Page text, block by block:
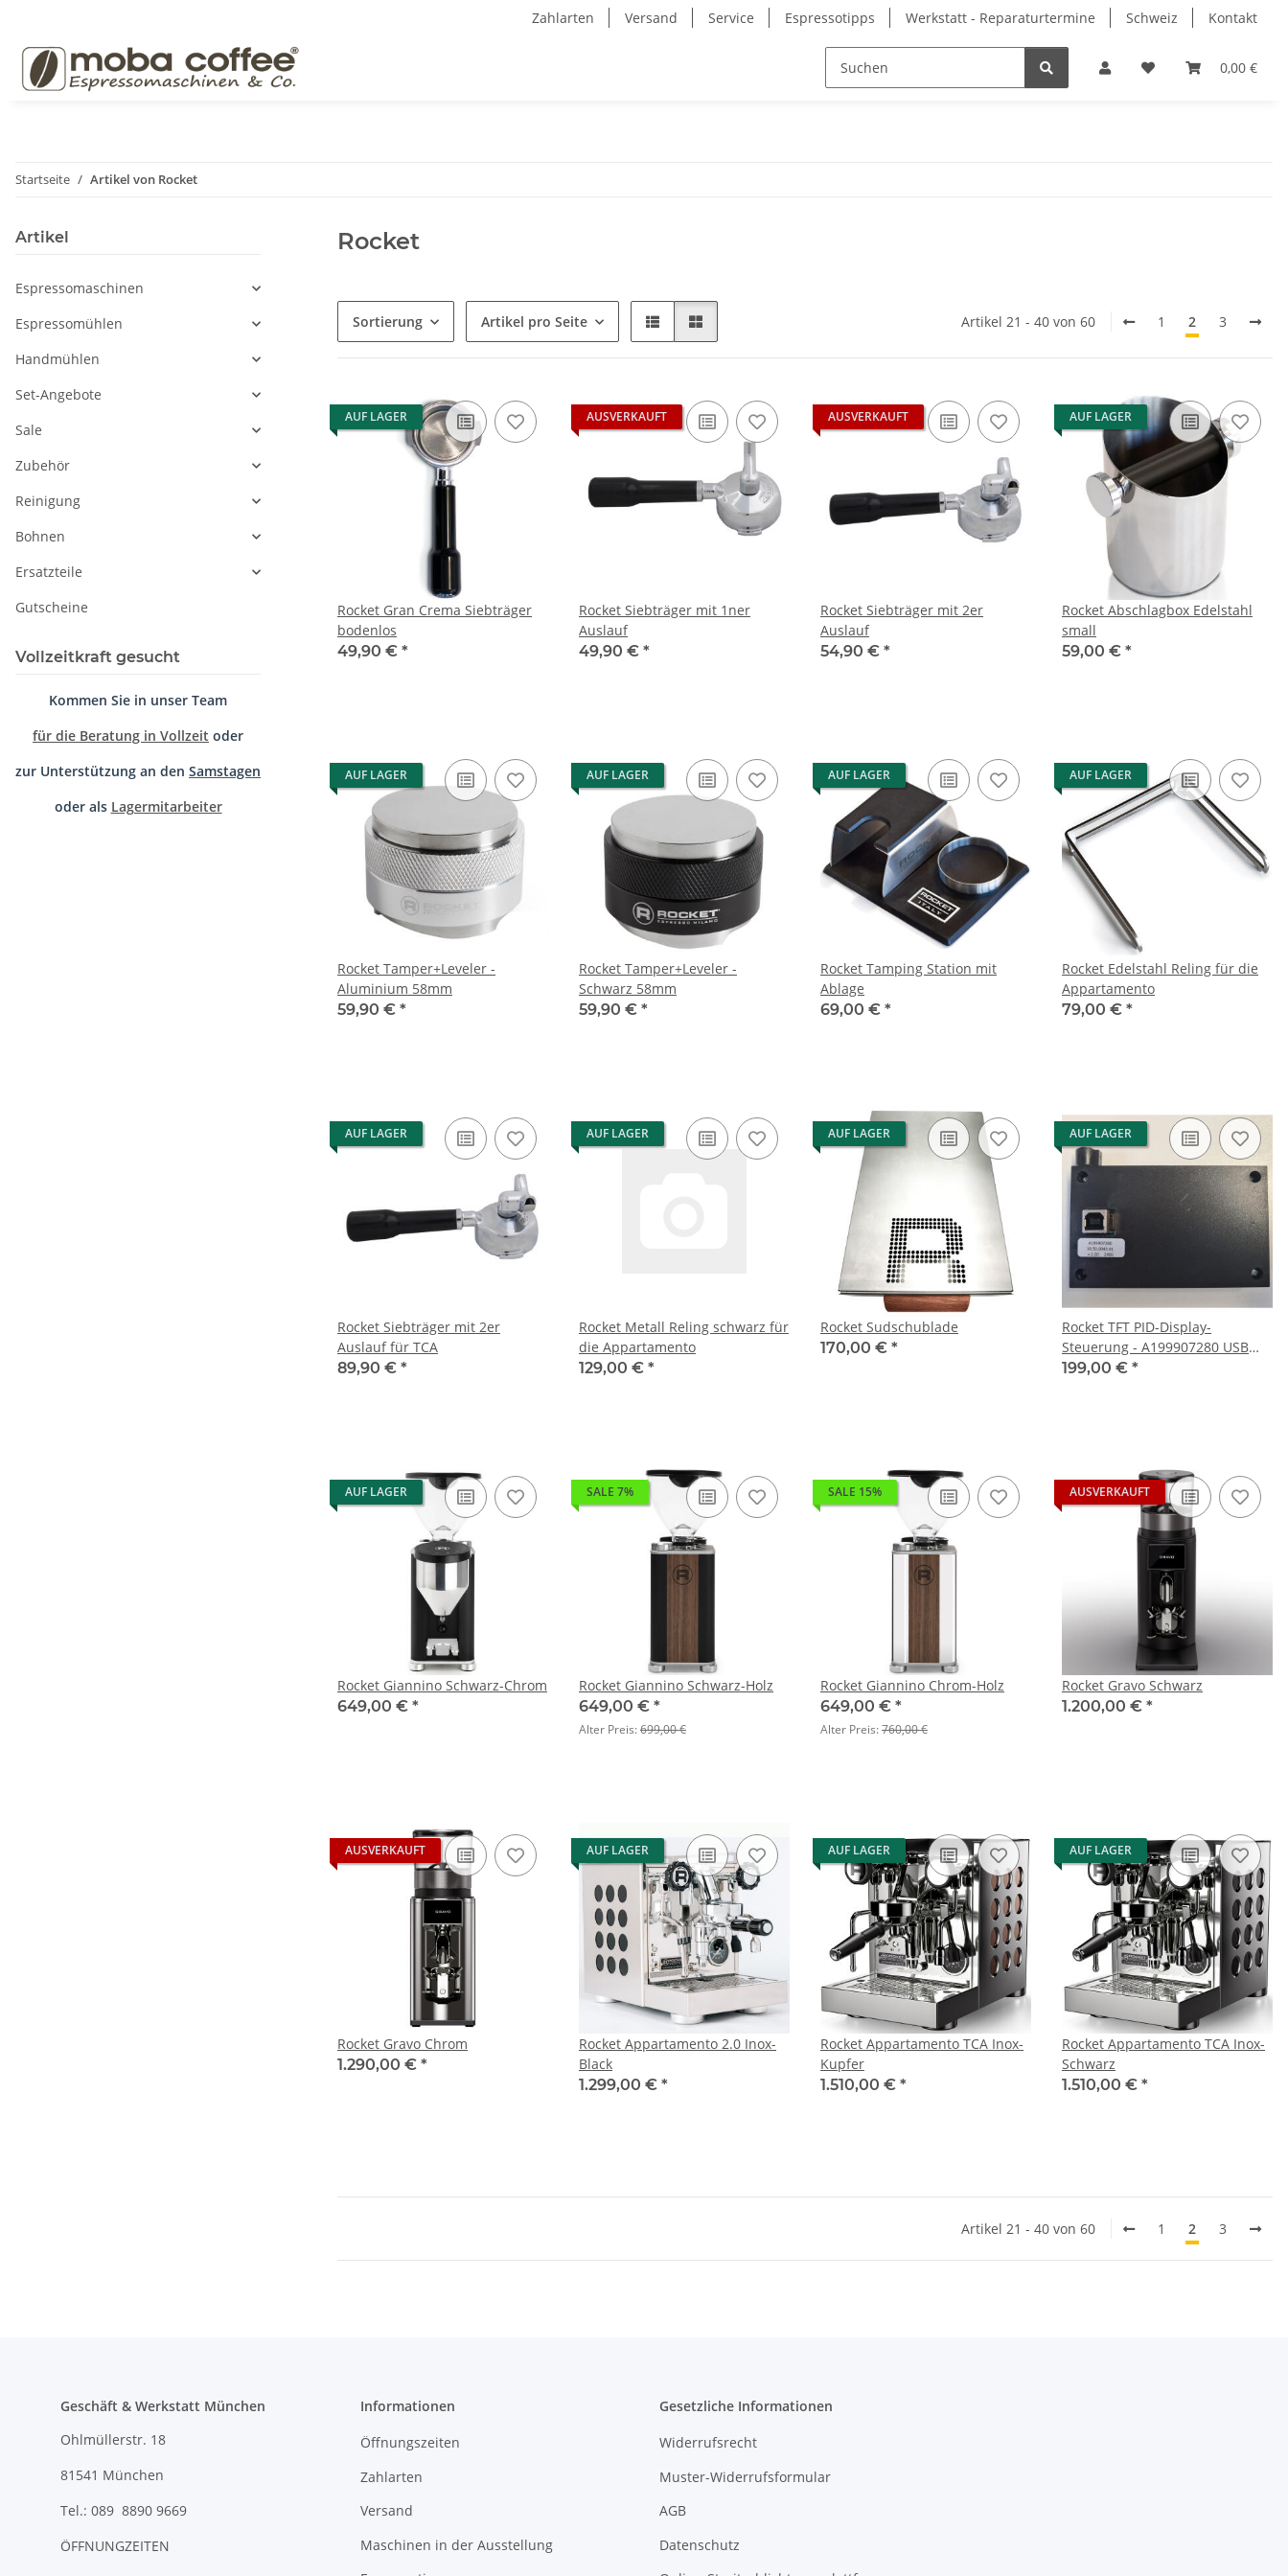
Zahlarten Versand Service Espressotipps Werkstatt - Reparaturtermine Schweiz Kontakt
0,00 €
Startseite Artikel von Rocket
Rocket
Sortierung Artikel pro Seite Artikel 21 - 40 von 60 1 2 3
AUF LAGER
Rocket Gran Crema Siebträger
bodenlos
49,90 € *
AUSVERKAUFT
Rocket Siebträger mit 1ner
Auslauf
49,90 € *
AUSVERKAUFT
Rocket Siebträger mit 2er
Auslauf
54,90 € *
AUF LAGER
Rocket Abschlagbox Edelstahl
small
59,00 € *
AUF LAGER
Rocket Tamper+Leveler -
Aluminium 58mm
59,90 € *
AUF LAGER
Rocket Tamper+Leveler -
Schwarz 58mm
59,90 € *
AUF LAGER
Rocket Tamping Station mit
Ablage
69,00 € *
AUF LAGER
Rocket Edelstahl Reling für die
Appartamento
79,00 € *
AUF LAGER
Rocket Siebträger mit 2er
Auslauf für TCA
89,90 € *
AUF LAGER
Rocket Metall Reling schwarz für
die Appartamento
129,00 € *
AUF LAGER
Rocket Sudschublade
170,00 € *
AUF LAGER
Rocket TFT PID-Display-
Steuerung - A199907280 USB
type B für R Cinquantotto
199,00 € *
AUF LAGER
Rocket Giannino Schwarz-Chrom
649,00 € *
SALE 7%
Rocket Giannino Schwarz-Holz
649,00 € *
Alter Preis:699,00 €
SALE 15%
Rocket Giannino Chrom-Holz
649,00 € *
Alter Preis:760,00 €
AUSVERKAUFT
Rocket Gravo Schwarz
1.200,00 € *
AUSVERKAUFT
Rocket Gravo Chrom
1.290,00 € *
AUF LAGER
Rocket Appartamento 2.0 Inox-
Black
1.299,00 € *
AUF LAGER
Rocket Appartamento TCA Inox-
Kupfer
1.510,00 € *
AUF LAGER
Rocket Appartamento TCA Inox-
Schwarz
1.510,00 € *
Artikel 21 - 40 von 60 1 2 3
Artikel
Espressomaschinen
Espressomühlen
Handmühlen
Set-Angebote
Sale
Zubehör
Reinigung
Bohnen
Ersatzteile
Gutscheine
Vollzeitkraft gesucht
Kommen Sie in unser Team
für die Beratung in Vollzeit oder
zur Unterstützung an den Samstagen
oder als Lagermitarbeiter
Geschäft & Werkstatt München
Ohlmüllerstr. 18
81541 München
Tel.: 089 8890 9669
ÖFFNUNGZEITEN
Informationen
Öffnungszeiten
Zahlarten
Versand
Maschinen in der Ausstellung
Gesetzliche Informationen
Widerrufsrecht
Muster-Widerrufsformular
AGB
Datenschutz